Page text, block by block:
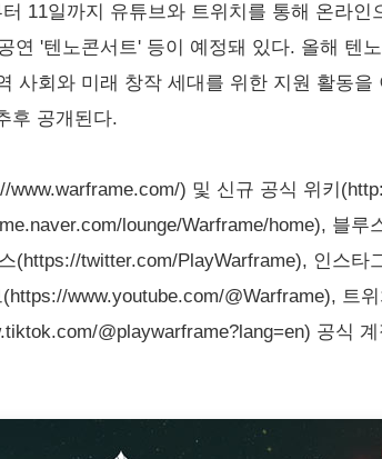
11일까지 유튜브와 트위치를 통해 온라
연 '텐노콘서트' 등이 예정돼 있다. 올해 텐
사회와 미래 창작 세대를 위한 지원 활동
후 공개된다.
) 및 신규 공식 위키
lounge/Warframe/home), 블루
(https://twitter.com/PlayWarframe), 인스타
www.youtube.com/@Warframe), 트위
@playwarframe?lang=en) 공식